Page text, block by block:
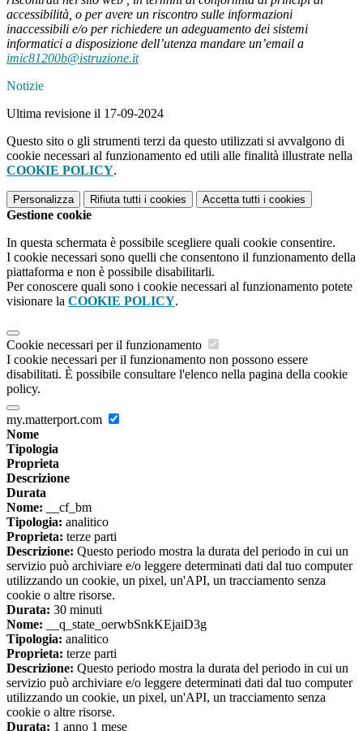
accessibilità, o per avere un riscontro sulle informazioni
inaccessibili e/o per richiedere un adeguamento dei sistemi
informatici a disposizione dell’utenza mandare un’email a
imic81200b@istruzione.it
Notizie
Ultima revisione il 17-09-2024
Questo sito o gli strumenti terzi da questo utilizzati si avvalgono di
cookie necessari al funzionamento ed utili alle finalità illustrate nella
COOKIE POLICY.
Personalizza Rifiuta tutti i cookies Accetta tutti i cookies
Gestione cookie
In questa schermata è possibile scegliere quali cookie consentire.
I cookie necessari sono quelli che consentono il funzionamento della
piattaforma e non è possibile disabilitarli.
Per conoscere quali sono i cookie necessari al funzionamento potete
visionare la COOKIE POLICY.
Cookie necessari per il funzionamento
I cookie necessari per il funzionamento non possono essere
disabilitati. È possibile consultare l'elenco nella pagina della cookie
policy.
my.matterport.com
Nome
Tipologia
Proprieta
Descrizione
Durata
Nome: __cf_bm
Tipologia: analitico
Proprieta: terze parti
Descrizione: Questo periodo mostra la durata del periodo in cui un
servizio può archiviare e/o leggere determinati dati dal tuo computer
utilizzando un cookie, un pixel, un'API, un tracciamento senza
cookie o altre risorse.
Durata: 30 minuti
Nome: __q_state_oerwbSnkKEjaiD3g
Tipologia: analitico
Proprieta: terze parti
Descrizione: Questo periodo mostra la durata del periodo in cui un
servizio può archiviare e/o leggere determinati dati dal tuo computer
utilizzando un cookie, un pixel, un'API, un tracciamento senza
cookie o altre risorse.
Durata: 1 anno 1 mese